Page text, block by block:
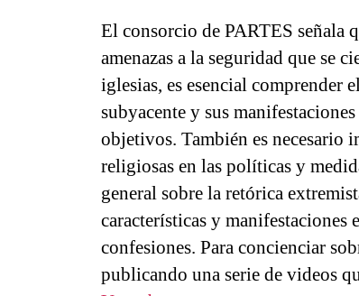
El consorcio de PARTES señala
amenazas a la seguridad que se
iglesias, es esencial comprender
subyacente y sus
objetivos. También es necesario
religiosas en las políticas y
general sobre la retórica
características y manifestaciones
confesiones. Para concienciar
publicando una serie de videos